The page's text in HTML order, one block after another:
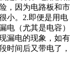
，因为电路板和市
小。2.即便是用电
电（尤其是电容）
漏电的现象，如有
时间后又带电了，